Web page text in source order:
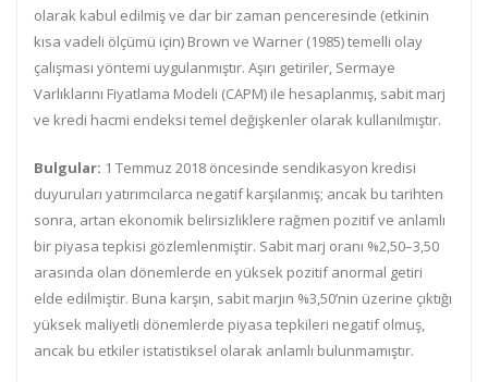
olarak kabul edilmiş ve dar bir zaman penceresinde (etkinin
kısa vadeli ölçümü için) Brown ve Warner (1985) temelli olay
çalışması yöntemi uygulanmıştır. Aşırı getiriler, Sermaye
Varlıklarını Fiyatlama Modeli (CAPM) ile hesaplanmış, sabit marj
ve kredi hacmi endeksi temel değişkenler olarak kullanılmıştır.
Bulgular: 1 Temmuz 2018 öncesinde sendikasyon kredisi
duyuruları yatırımcılarca negatif karşılanmış; ancak bu tarihten
sonra, artan ekonomik belirsizliklere rağmen pozitif ve anlamlı
bir piyasa tepkisi gözlemlenmiştir. Sabit marj oranı %2,50–3,50
arasında olan dönemlerde en yüksek pozitif anormal getiri
elde edilmiştir. Buna karşın, sabit marjın %3,50’nin üzerine çıktığı
yüksek maliyetli dönemlerde piyasa tepkileri negatif olmuş,
ancak bu etkiler istatistiksel olarak anlamlı bulunmamıştır.